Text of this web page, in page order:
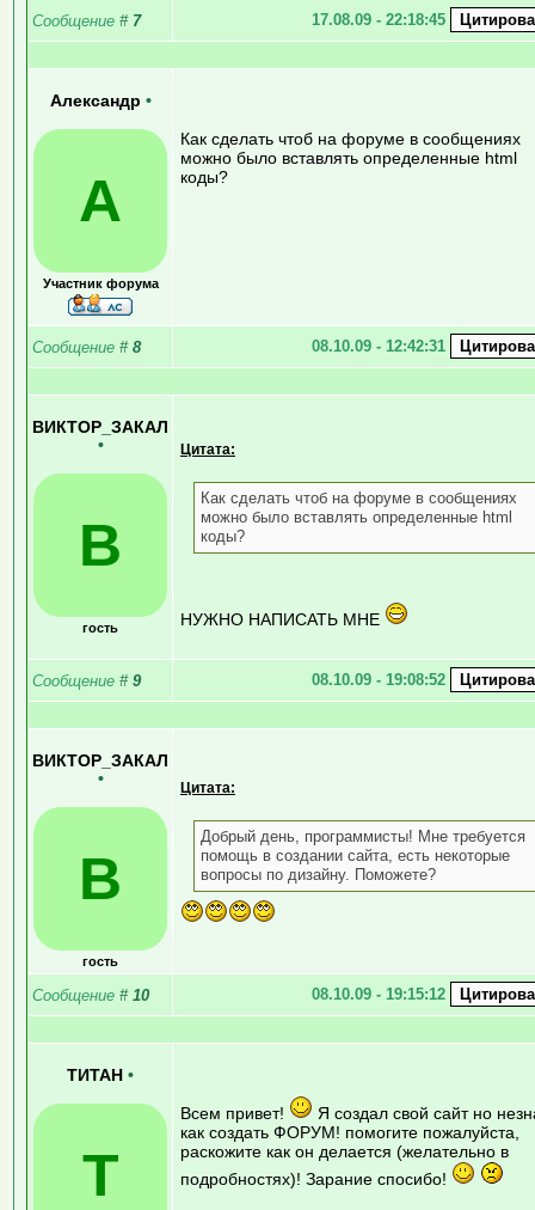
Сообщение # 7 17.08.09 - 22:18:45
Александр •
А
Участник форума
Как сделать чтоб на форуме в сообщениях
можно было вставлять определенные html
коды?
Сообщение # 8 08.10.09 - 12:42:31
ВИКТОР_ЗАКАЛ
•
В
гость
Цитата:
Как сделать чтоб на форуме в сообщениях
можно было вставлять определенные html
коды?
НУЖНО НАПИСАТЬ МНЕ
Сообщение # 9 08.10.09 - 19:08:52
ВИКТОР_ЗАКАЛ
•
В
гость
Цитата:
Добрый день, программисты! Мне требуется
помощь в создании сайта, есть некоторые
вопросы по дизайну. Поможете?
Сообщение # 10 08.10.09 - 19:15:12
ТИТАН •
Т
Всем привет!
Я создал свой сайт но
как создать ФОРУМ! помогите пожалуйста,
раскожите как он делается (желательно в
подробностях)! Зарание спосибо!